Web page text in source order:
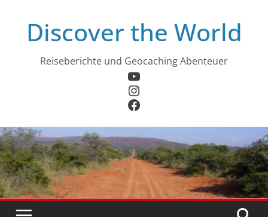
springenDiscover the World
Reiseberichte und Geocaching Abenteuer
YouTube
Instagram
Facebook